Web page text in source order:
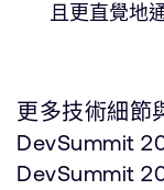
且更直覺地
更多技術細節
DevSummit
DevSummit